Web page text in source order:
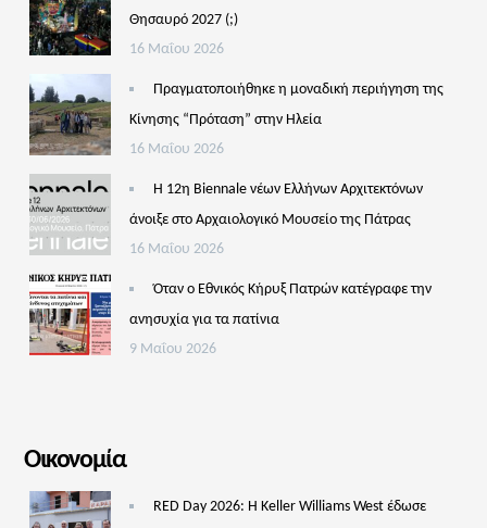
Θησαυρό 2027 (;)
16 Μαΐου 2026
Πραγματοποιήθηκε η μοναδική περιήγηση της
Κίνησης “Πρόταση” στην Ηλεία
16 Μαΐου 2026
Η 12η Biennale νέων Ελλήνων Αρχιτεκτόνων
άνοιξε στο Αρχαιολογικό Μουσείο της Πάτρας
16 Μαΐου 2026
Όταν ο Εθνικός Κήρυξ Πατρών κατέγραφε την
ανησυχία για τα πατίνια
9 Μαΐου 2026
Οικονομία
RED Day 2026: Η Keller Williams West έδωσε